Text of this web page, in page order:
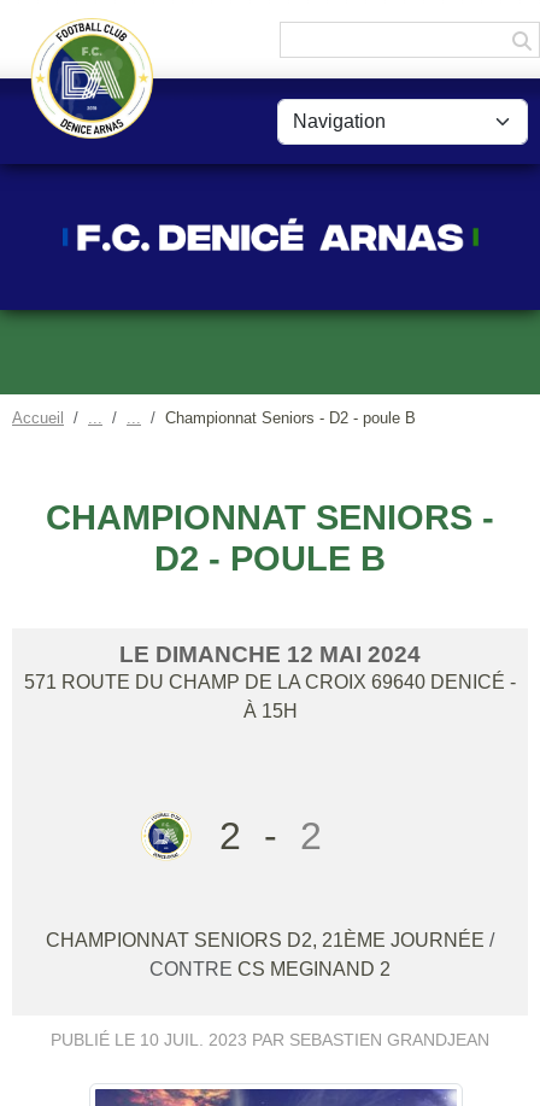
Accueil Championnat Seniors - D2 - poule B
CHAMPIONNAT SENIORS -
D2 - POULE B
LE DIMANCHE 12 MAI 2024
571 ROUTE DU CHAMP DE LA CROIX 69640 DENICÉ -
À 15H
2 - 2
CHAMPIONNAT SENIORS D2, 21ÈME JOURNÉE /
CONTRE CS MEGINAND 2
PUBLIÉ LE 10 JUIL. 2023 PAR SEBASTIEN GRANDJEAN
Panneau de gestion des cookies